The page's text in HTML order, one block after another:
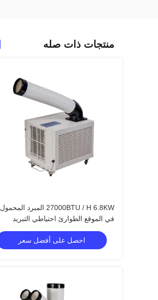
منتجات ذات صله
27000BTU / H 6.8KW المبرد المحمول
في الموقع الطوارئ احتياطي التبريد
احصل على أفضل سعر